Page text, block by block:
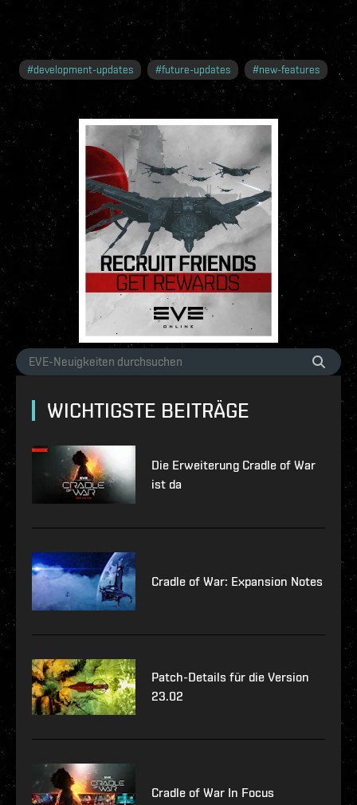
#development-updates #future-updates #new-features
WICHTIGSTE BEITRÄGE
Die Erweiterung Cradle of War
ist da
Cradle of War: Expansion Notes
Patch-Details für die Version
23.02
Cradle of War In Focus